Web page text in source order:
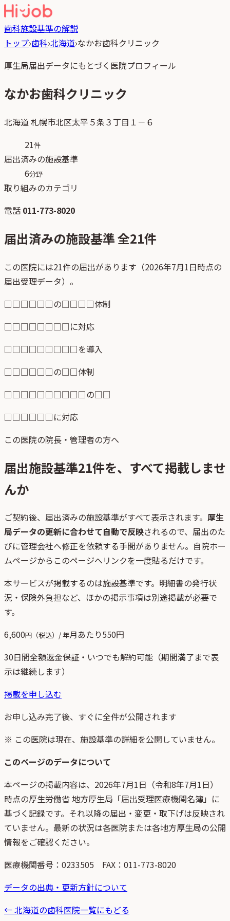
歯科施設基準の解説
トップ›歯科›北海道›なかお歯科クリニック
厚生局届出データにもとづく医院プロフィール
なかお歯科クリニック
北海道札幌市北区太平５条３丁目１－６
21件
届出済みの施設基準
6分野
取り組みのカテゴリ
電話 011-773-8020
届出済みの施設基準 全21件
この医院には21件の届出があります（2026年7月1日時点の
届出受理データ）。
□□□□□□の□□□□体制
□□□□□□□□に対応
□□□□□□□□□を導入
□□□□□□の□□体制
□□□□□□□□□□の□□
□□□□□□に対応
この医院の院長・管理者の方へ
届出施設基準21件を、すべて掲載しませ
んか
ご契約後、 届出済みの施設基準がすべて表示されます。 厚生
局データの更新に合わせて自動で反映されるので、届出のた
びに管理会社へ修正を依頼する手間がありません。自院ホー
ムページからこのページへリンクを一度貼るだけです。
本サービスが掲載するのは施設基準です。明細書の発行状
況・保険外負担など、ほかの掲示事項は別途掲載が必要で
す。
6,600円（税込）/ 年月あたり550円
30日間全額返金保証・いつでも解約可能（期間満了まで表
示は継続します）
掲載を申し込む
お申し込み完了後、すぐに全件が公開されます
※ この医院は現在、施設基準の詳細を公開していません。
このページのデータについて
本ページの掲載内容は、 2026年7月1日 （令和8年7月1日）
時点の厚生労働省 地方厚生局「届出受理医療機関名簿」 に
基づく記録です。それ以降の届出・変更・取下げは反映され
ていません。最新の状況は各医院または各地方厚生局の公開
情報をご確認ください。
医療機関番号： 0233505 FAX：011-773-8020
データの出典・更新方針について
←北海道の歯科医院一覧にもどる